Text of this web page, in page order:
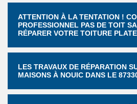
ATTENTION À LA TENTATION !
PROFESSIONNEL PAS DE TOIT
RÉPARER VOTRE TOITURE PLATE
LES TRAVAUX DE RÉPARATION
MAISONS À NOUIC DANS LE